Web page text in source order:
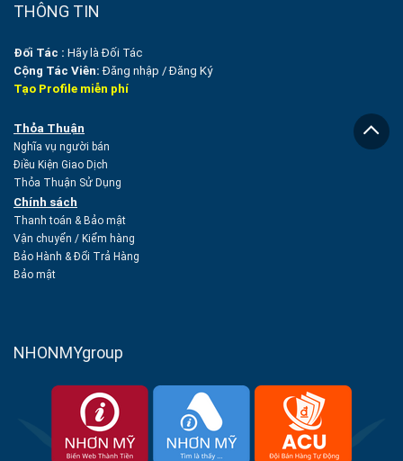
THÔNG TIN
Đối Tác : Hãy là Đối Tác
Cộng Tác Viên: Đăng nhập /Đăng Ký
Tạo Profile miễn phí
Thỏa Thuận
Nghĩa vụ người bán
Điều Kiện Giao Dịch
Thỏa Thuận Sử Dụng
Chính sách
Thanh toán & Bảo mật
Vận chuyển / Kiểm hàng
Bảo Hành & Đổi Trả Hàng
Bảo mật
NHONMYgroup